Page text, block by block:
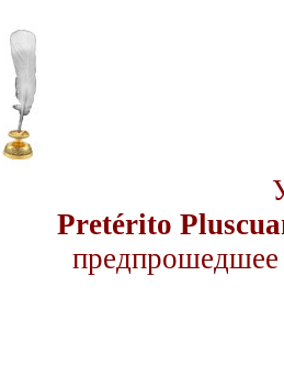
Pretérito
предпрошедшее